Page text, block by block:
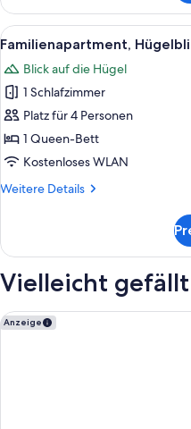
Doppelzimmer,
Blick
auf
Anlage
Alle
Fotos
für
Familienapartment,
Hügelblick
anzeigen
4
Familienapartment,
Blick auf die Hügel
1 Schlafzimmer
Platz für 4 Personen
1 Queen-Bett
Kostenloses WLAN
Weitere Details
Weitere
Hügelblick
Vielleicht
Anzeige
Hasseröder Burghotel